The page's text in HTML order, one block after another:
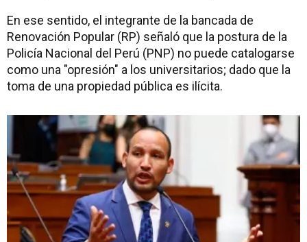
En ese sentido, el integrante de la bancada de
Renovación Popular (RP) señaló que la postura de la
Policía Nacional del Perú (PNP) no puede catalogarse
como una "opresión" a los universitarios; dado que la
toma de una propiedad pública es ilícita.